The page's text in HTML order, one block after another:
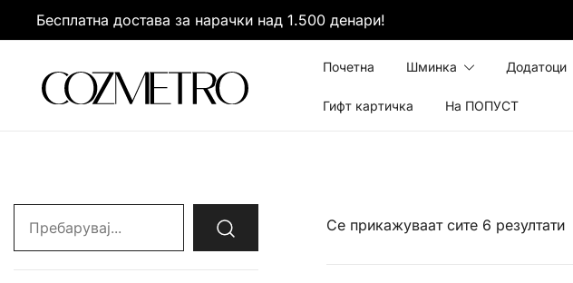
Бесплатна достава за нарачки над 1.500 денари!
Почетна Шминка Додатоци
Гифт картичка На ПОПУСТ
Се прикажуваат сите 6 резултати
for: